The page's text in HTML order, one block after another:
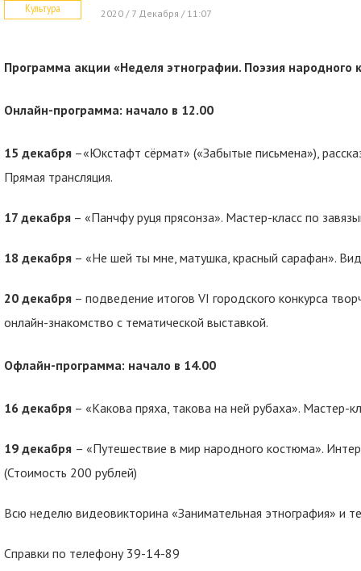
Культура 2020 / 7 Декабря / 11:07
Программа акции «Неделя этнографии. Поэзия народного
Онлайн-программа: начало в 12.00
15 декабря –«Юкстафт сёрмат» («Забытые письмена»),
Прямая трансляция.
17 декабря – «Панчфу руця прясонза». Мастер-класс по
18 декабря – «Не шей ты мне, матушка, красный
20 декабря – подведение итогов VI городского конкурса
онлайн-знакомство с тематической выставкой.
Офлайн-программа: начало в 14.00
16 декабря – «Какова пряха, такова на ней рубаха». Мастер-
19 декабря – «Путешествие в мир народного костюма».
(Стоимость 200 рублей)
Всю неделю видеовикторина «Занимательная этнография» и
Справки по телефону 39-14-89